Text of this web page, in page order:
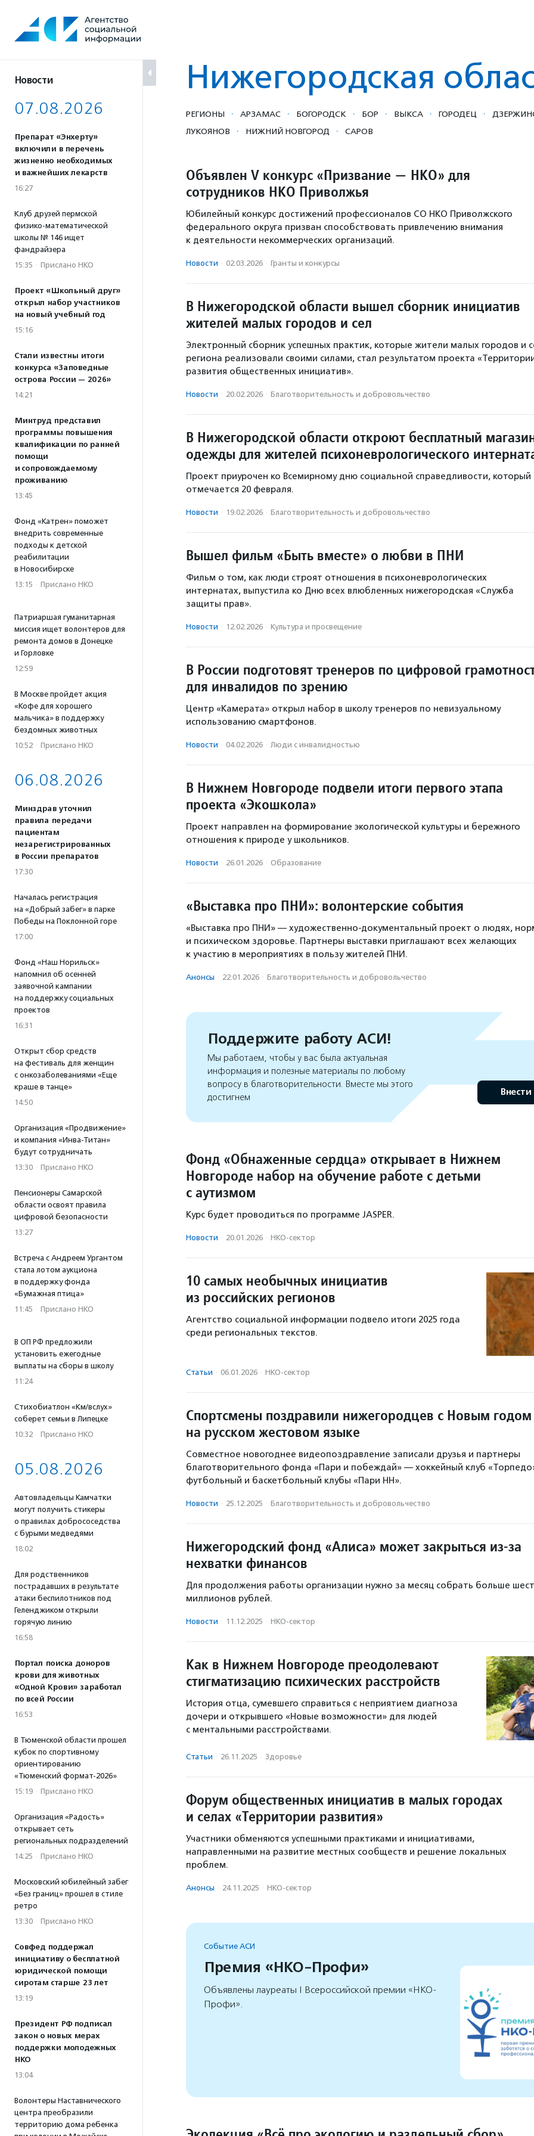
содержанию
Новости
07.08.2026
Препарат «Энхерту»
включили в перечень
жизненно необходимых
и важнейших лекарств
16:27
Клуб друзей пермской
физико-математической
школы № 146 ищет
фандрайзера
15:35 · Прислано НКО
Проект «Школьный друг»
открыл набор участников
на новый учебный год
15:16
Стали известны итоги
конкурса «Заповедные
острова России — 2026»
14:21
Минтруд представил
программы повышения
квалификации по ранней
помощи
и сопровождаемому
проживанию
13:45
Фонд «Катрен» поможет
внедрить современные
подходы к детской
реабилитации
в Новосибирске
13:15 · Прислано НКО
Патриаршая гуманитарная
миссия ищет волонтеров для
ремонта домов в Донецке
и Горловке
12:59
В Москве пройдет акция
«Кофе для хорошего
мальчика» в поддержку
бездомных животных
10:52 · Прислано НКО
06.08.2026
Минздрав уточнил
правила передачи
пациентам
незарегистрированных
в России препаратов
17:30
Началась регистрация
на «Добрый забег» в парке
Победы на Поклонной горе
17:00
Фонд «Наш Норильск»
напомнил об осенней
заявочной кампании
на поддержку социальных
проектов
16:31
Открыт сбор средств
на фестиваль для женщин
с онкозаболеваниями «Еще
краше в танце»
14:50
Организация «Продвижение»
и компания «Инва-Титан»
будут сотрудничать
13:30 · Прислано НКО
Пенсионеры Самарской
области освоят правила
цифровой безопасности
13:27
Встреча с Андреем Ургантом
стала лотом аукциона
в поддержку фонда
«Бумажная птица»
11:45 · Прислано НКО
В ОП РФ предложили
установить ежегодные
выплаты на сборы в школу
11:24
Стихобиатлон «Км/вслух»
соберет семьи в Липецке
10:32 · Прислано НКО
05.08.2026
Автовладельцы Камчатки
могут получить стикеры
о правилах добрососедства
с бурыми медведями
18:02
Для родственников
пострадавших в результате
атаки беспилотников под
Геленджиком открыли
горячую линию
16:58
Портал поиска доноров
крови для животных
«Одной Крови» заработал
по всей России
16:53
В Тюменской области прошел
кубок по спортивному
ориентированию
«Тюменский формат-2026»
15:19 · Прислано НКО
Организация «Радость»
открывает сеть
региональных подразделений
14:25 · Прислано НКО
Московский юбилейный забег
«Без границ» прошел в стиле
ретро
13:30 · Прислано НКО
Совфед поддержал
инициативу о бесплатной
юридической помощи
сиротам старше 23 лет
13:19
Президент РФ подписал
закон о новых мерах
поддержки молодежных
НКО
13:04
Волонтеры Наставнического
центра преобразили
территорию дома ребенка
Нижегородская
РЕГИОНЫ · АРЗАМАС · БОГОРОДСК · БОР · ВЫКСА · ГОРОДЕЦ ·
ЛУКОЯНОВ
· НИЖНИЙ НОВГОРОД · САРОВ
Объявлен V конкурс «Призвание — НКО» для
сотрудников НКО Приволжья
Юбилейный конкурс достижений профессионалов CО НКО Приволжского
федерального округа призван способствовать привлечению внимания
к деятельности некоммерческих организаций.
Новости · 02.03.2026 · Гранты и конкурсы
В Нижегородской области вышел сборник инициатив
жителей малых городов и сел
Электронный сборник успешных практик, которые жители малых городов и
региона реализовали своими силами, стал результатом проекта
развития общественных инициатив».
Новости · 20.02.2026 · Благотвори­тель­ность и доброволь­чест­во
В Нижегородской области откроют бесплатный
одежды для жителей психоневрологического
Проект приурочен ко Всемирному дню социальной справедливости, который
отмечается 20 февраля.
Новости · 19.02.2026 · Благотвори­тель­ность и доброволь­чест­во
Вышел фильм «Быть вместе» о любви в ПНИ
Фильм о том, как люди строят отношения в психоневрологических
интернатах, выпустила ко Дню всех влюбленных нижегородская «Служба
защиты прав».
Новости · 12.02.2026 · Культура и просвещение
В России подготовят тренеров по цифровой
для инвалидов по зрению
Центр «Камерата» открыл набор в школу тренеров по невизуальному
использованию смартфонов.
Новости · 04.02.2026 · Люди с инвалидностью
В Нижнем Новгороде подвели итоги первого этапа
проекта «Экошкола»
Проект направлен на формирование экологической культуры и бережного
отношения к природе у школьников.
Новости · 26.01.2026 · Образование
«Выставка про ПНИ»: волонтерские события
«Выставка про ПНИ» — художественно-документальный проект о людях,
и психическом здоровье. Партнеры выставки приглашают всех желающих
к участию в мероприятиях в пользу жителей ПНИ.
Анонсы · 22.01.2026 · Благотвори­тель­ность и доброволь­чест­во
Поддержите работу АСИ!
Мы работаем, чтобы у вас была актуальная
информация и полезные материалы по любому
вопросу в благотворительности. Вместе мы этого
достигнем
Внести
Фонд «Обнаженные сердца» открывает в Нижнем
Новгороде набор на обучение работе с детьми
с аутизмом
Курс будет проводиться по программе JASPER.
Новости · 20.01.2026 · НКО-сектор
10 самых необычных инициатив
из российских регионов
Агентство социальной информации подвело итоги 2025 года
среди региональных текстов.
Статьи · 06.01.2026 · НКО-сектор
Спортсмены поздравили нижегородцев с Новым годом
на русском жестовом языке
Совместное новогоднее видеопоздравление записали друзья и партнеры
благотворительного фонда «Пари и побеждай» — хоккейный клуб
футбольный и баскетбольный клубы «Пари НН».
Новости · 25.12.2025 · Благотвори­тель­ность и доброволь­чест­во
Нижегородский фонд «Алиса» может закрыться из-за
нехватки финансов
Для продолжения работы организации нужно за месяц собрать больше
миллионов рублей.
Новости · 11.12.2025 · НКО-сектор
Как в Нижнем Новгороде преодолевают
стигматизацию психических расстройств
История отца, сумевшего справиться с неприятием диагноза
дочери и открывшего «Новые возможности» для людей
с ментальными расстройствами.
Статьи · 26.11.2025 · Здоровье
Форум общественных инициатив в малых городах
и селах «Территории развития»
Участники обменяются успешными практиками и инициативами,
направленными на развитие местных сообществ и решение локальных
проблем.
Анонсы · 24.11.2025 · НКО-сектор
Событие АСИ
Премия «НКО-Профи»
Объявлены лауреаты I Всероссийской премии «НКО-
Профи».